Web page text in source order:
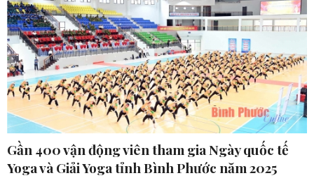
Gần 400 vận động viên tham gia Ngày quốc tế
Yoga và Giải Yoga tỉnh Bình Phước năm 2025